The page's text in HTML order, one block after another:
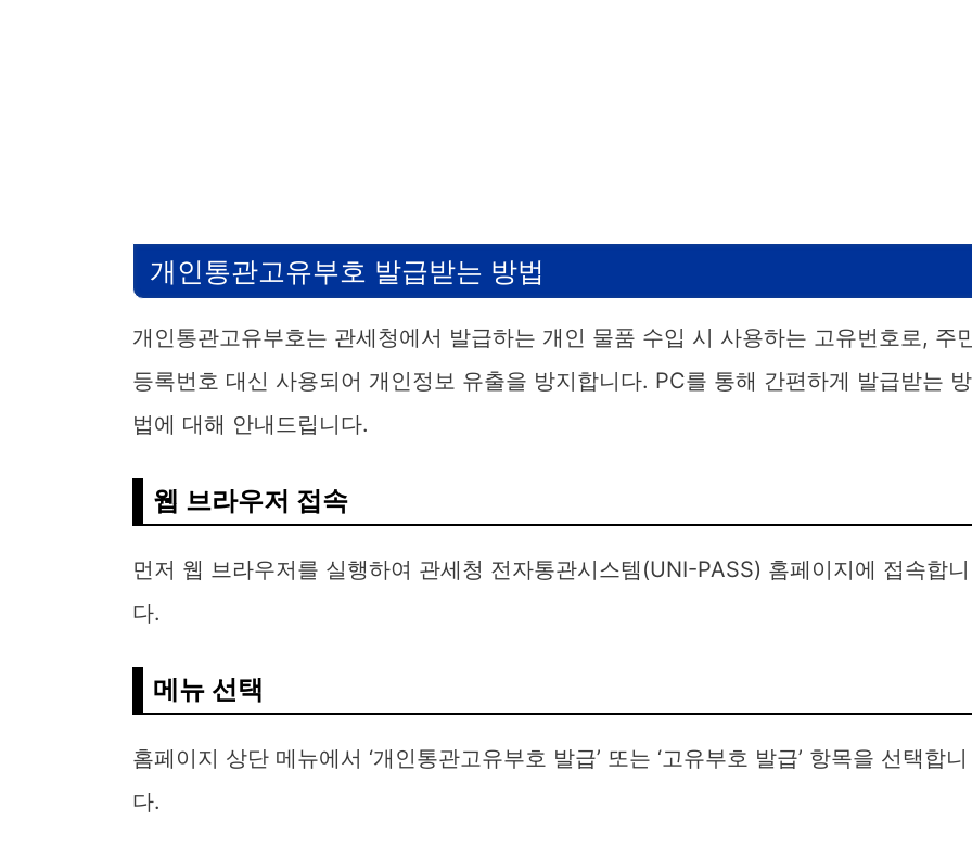
개인통관고유부호 발급받는 방법
개인통관고유부호는 관세청에서 발급하는 개인 물품 수입 시 사용하는 고유번호로, 주
등록번호 대신 사용되어 개인정보 유출을 방지합니다. PC를 통해 간편하게 발급받는 방
법에 대해 안내드립니다.
웹 브라우저 접속
먼저 웹 브라우저를 실행하여 관세청 전자통관시스템(UNI-PASS) 홈페이지에 접속합니
다.
메뉴 선택
홈페이지 상단 메뉴에서 ‘개인통관고유부호 발급’ 또는 ‘고유부호 발급’ 항목을 선택합니
다.